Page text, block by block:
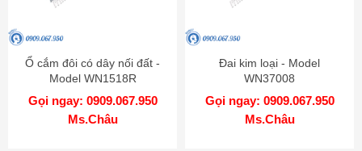
Ổ cắm đôi có dây nối đất -
Model WN1518R
Gọi ngay: 0909.067.950
Ms.Châu
Đai kim loại - Model
WN37008
Gọi ngay: 0909.067.950
Ms.Châu